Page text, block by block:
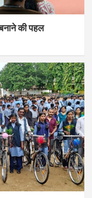
की पहल